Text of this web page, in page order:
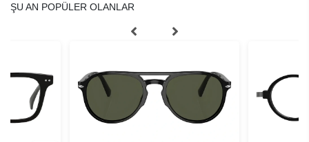
ŞU AN POPÜLER OLANLAR